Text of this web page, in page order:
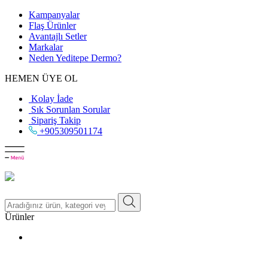
Kampanyalar
Flaş Ürünler
Avantajlı Setler
Markalar
Neden Yeditepe Dermo?
HEMEN ÜYE OL
Kolay İade
Sık Sorunlan Sorular
Sipariş Takip
+905309501174
Ürünler